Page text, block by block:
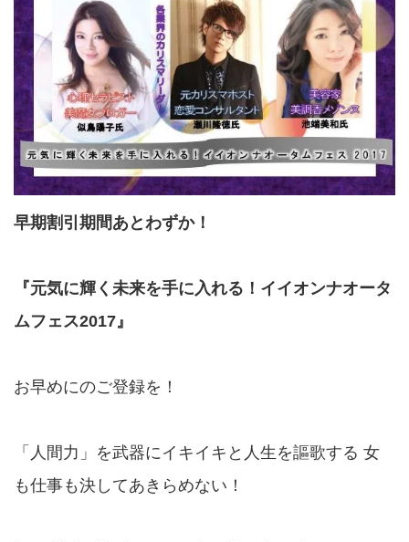
早期割引期間あとわずか！
『元気に輝く未来を手に入れる！イイオンナオータ
ムフェス2017』
お早めにのご登録を！
「人間力」を武器にイキイキと人生を謳歌する 女
も仕事も決してあきらめない！